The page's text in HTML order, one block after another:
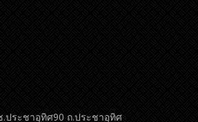
.ประชาอุทิศ90 ถ.ประชาอุทิศ